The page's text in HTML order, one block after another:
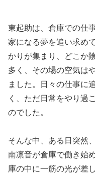
東起助は、倉庫での仕
家になる夢を追い求め
かりが集まり、どこか
多く、その場の空気は
ました。日々の仕事に
く、ただ日常をやり過
のでした。
そんな中、ある日突然
南凛音が倉庫で働き始
庫の中に一筋の光が差